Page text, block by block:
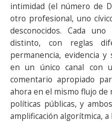
intimidad (el número de
otro profesional, uno
desconocidos. Cada
distinto, con reglas
permanencia, evidencia y
en un único canal con
comentario apropiado
ahora en el mismo flujo
políticas públicas, y
amplificación algorítmica,